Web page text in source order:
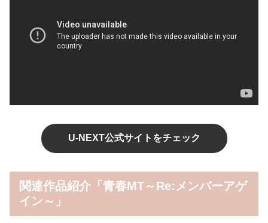
U-NEXT公式サイトをチェック
関連作品紹介「青春MT～Re:メンバーアゲ
イン～」